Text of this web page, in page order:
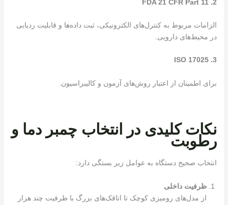
2. FDA 21 CFR Part 11
الزامات مربوط به کنترل‌های الکترونیکی، ثبت داده‌ها و قابلیت ردیابی
در محیط‌های دارویی.
3. ISO 17025
برای اطمینان از اعتبار روش‌های آزمون و کالیبراسیون.
نکات کلیدی در انتخاب چمبر دما و
رطوبت
انتخاب صحیح دستگاه به عوامل زیر بستگی دارد:
ظرفیت داخلی
از مدل‌های رومیزی کوچک تا اتاقک‌های بزرگ با ظرفیت چند هزار